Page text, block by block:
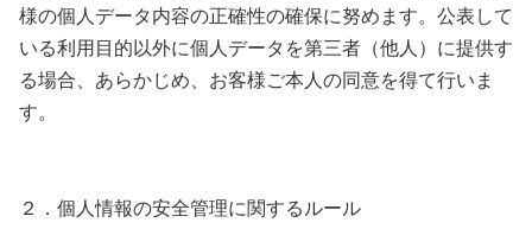
様の個人データ内容の正確性の確保に努めます。公表して
いる利用目的以外に個人データを第三者（他人）に提供す
る場合、あらかじめ、お客様ご本人の同意を得て行いま
す。
２．個人情報の安全管理に関するルール